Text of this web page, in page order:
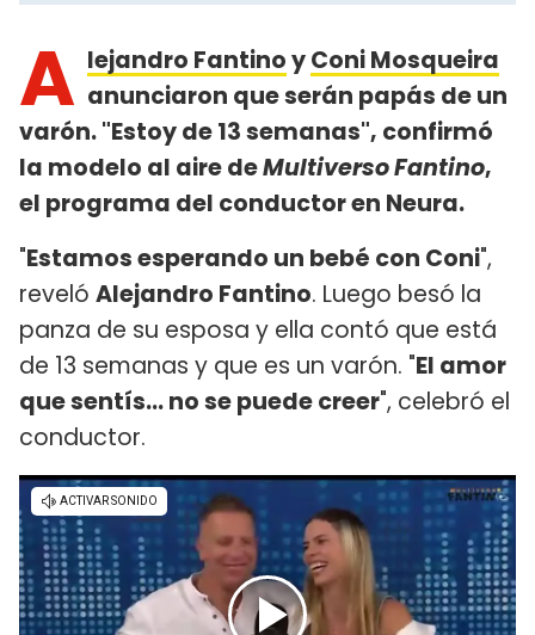
A lejandro FantinoyConi Mosqueira
anunciaron que serán papás de un
varón. "Estoy de 13 semanas", confirmó
la modelo al aire deMultiverso Fantino,
el programa del conductor en Neura.
"Estamos esperando un bebé con Coni",
reveló Alejandro Fantino. Luego besó la
panza de su esposa y ella contó que está
de 13 semanas y que es un varón. "El amor
que sentís... no se puede creer", celebró el
conductor.